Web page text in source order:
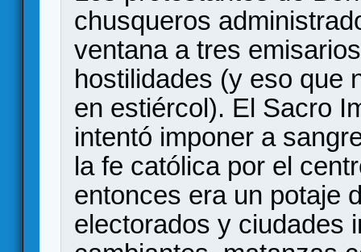
chusqueros
ventana a tres
hostilidades (y eso que
en estiércol). El Sacro
intentó imponer a
la fe católica por el
entonces era un potaje
electorados y ciudades